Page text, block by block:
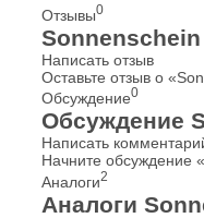
Отзывы0
Написать отзыв
Оставьте отзыв о
Обсуждение0
Обсуждение
Написать
Начните обсуждение
Аналоги2
Аналоги